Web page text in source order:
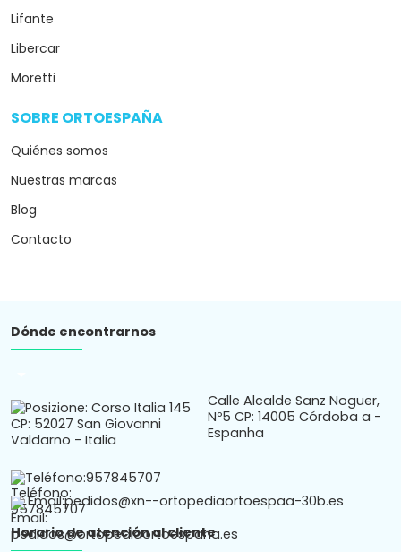
Lifante
Libercar
Moretti
SOBRE ORTOESPAÑA
Quiénes somos
Nuestras marcas
Blog
Contacto
Dónde encontrarnos
Calle Alcalde Sanz Noguer,
Nº5 CP: 14005 Córdoba a -
Espanha
Teléfono:957845707
Email:pedidos@xn--ortopediaortoespaa-30b.es
Horario de atención al cliente